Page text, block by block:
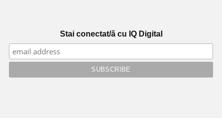
Stai conectat/ă cu IQ Digital